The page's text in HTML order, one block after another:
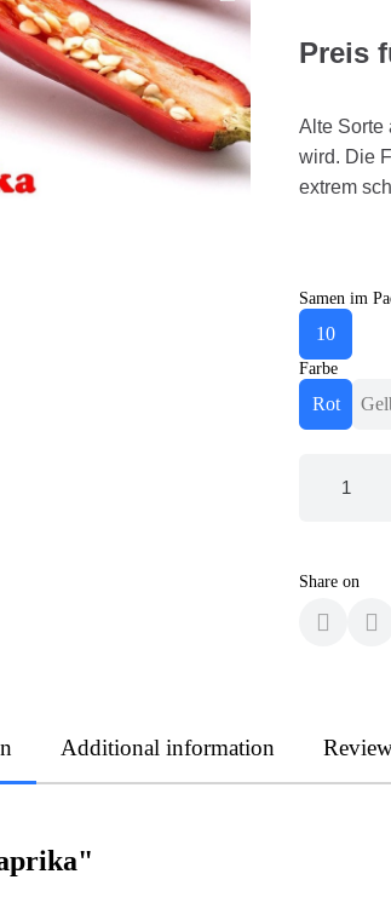
Preis
Alte Sorte
wird. Die
extrem
Samen im
10
Farbe
Rot
Share on
Additional information